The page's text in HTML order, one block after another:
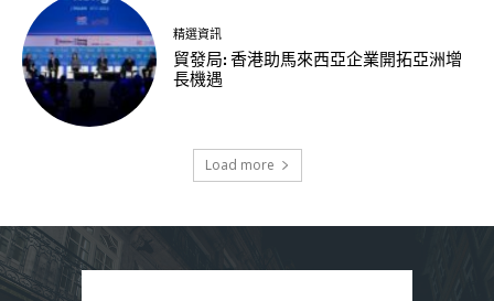
精選資訊
貿發局: 香港助馬來西亞企業開拓亞洲增
長機遇
Load more